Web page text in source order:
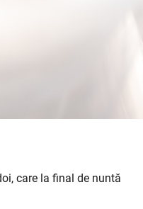
care la final de nuntă